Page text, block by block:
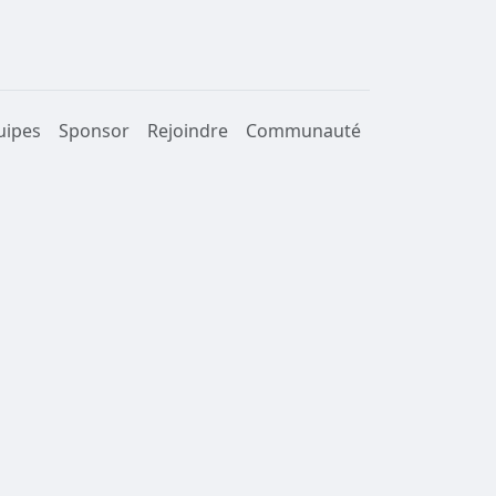
Sponsor Rejoindre Communauté